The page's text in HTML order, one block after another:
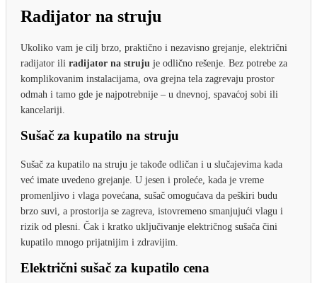
Radijator na struju
Ukoliko vam je cilj brzo, praktično i nezavisno grejanje, električni
radijator ili radijator na struju je odlično rešenje. Bez potrebe za
komplikovanim instalacijama, ova grejna tela zagrevaju prostor
odmah i tamo gde je najpotrebnije – u dnevnoj, spavaćoj sobi ili
kancelariji.
Sušač za kupatilo na struju
Sušač za kupatilo na struju je takođe odličan i u slučajevima kada
već imate uvedeno grejanje. U jesen i proleće, kada je vreme
promenljivo i vlaga povećana, sušač omogućava da peškiri budu
brzo suvi, a prostorija se zagreva, istovremeno smanjujući vlagu i
rizik od plesni. Čak i kratko uključivanje električnog sušača čini
kupatilo mnogo prijatnijim i zdravijim.
Električni sušač za kupatilo cena